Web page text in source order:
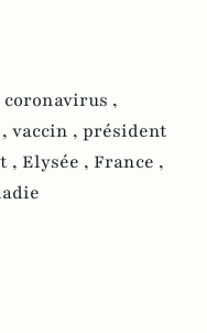
coronavirus ,
vaccin , président
, Elysée , France ,